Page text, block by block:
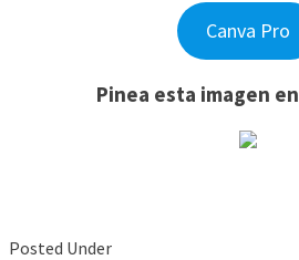
Canva Pro
Pinea esta imagen
Posted Under